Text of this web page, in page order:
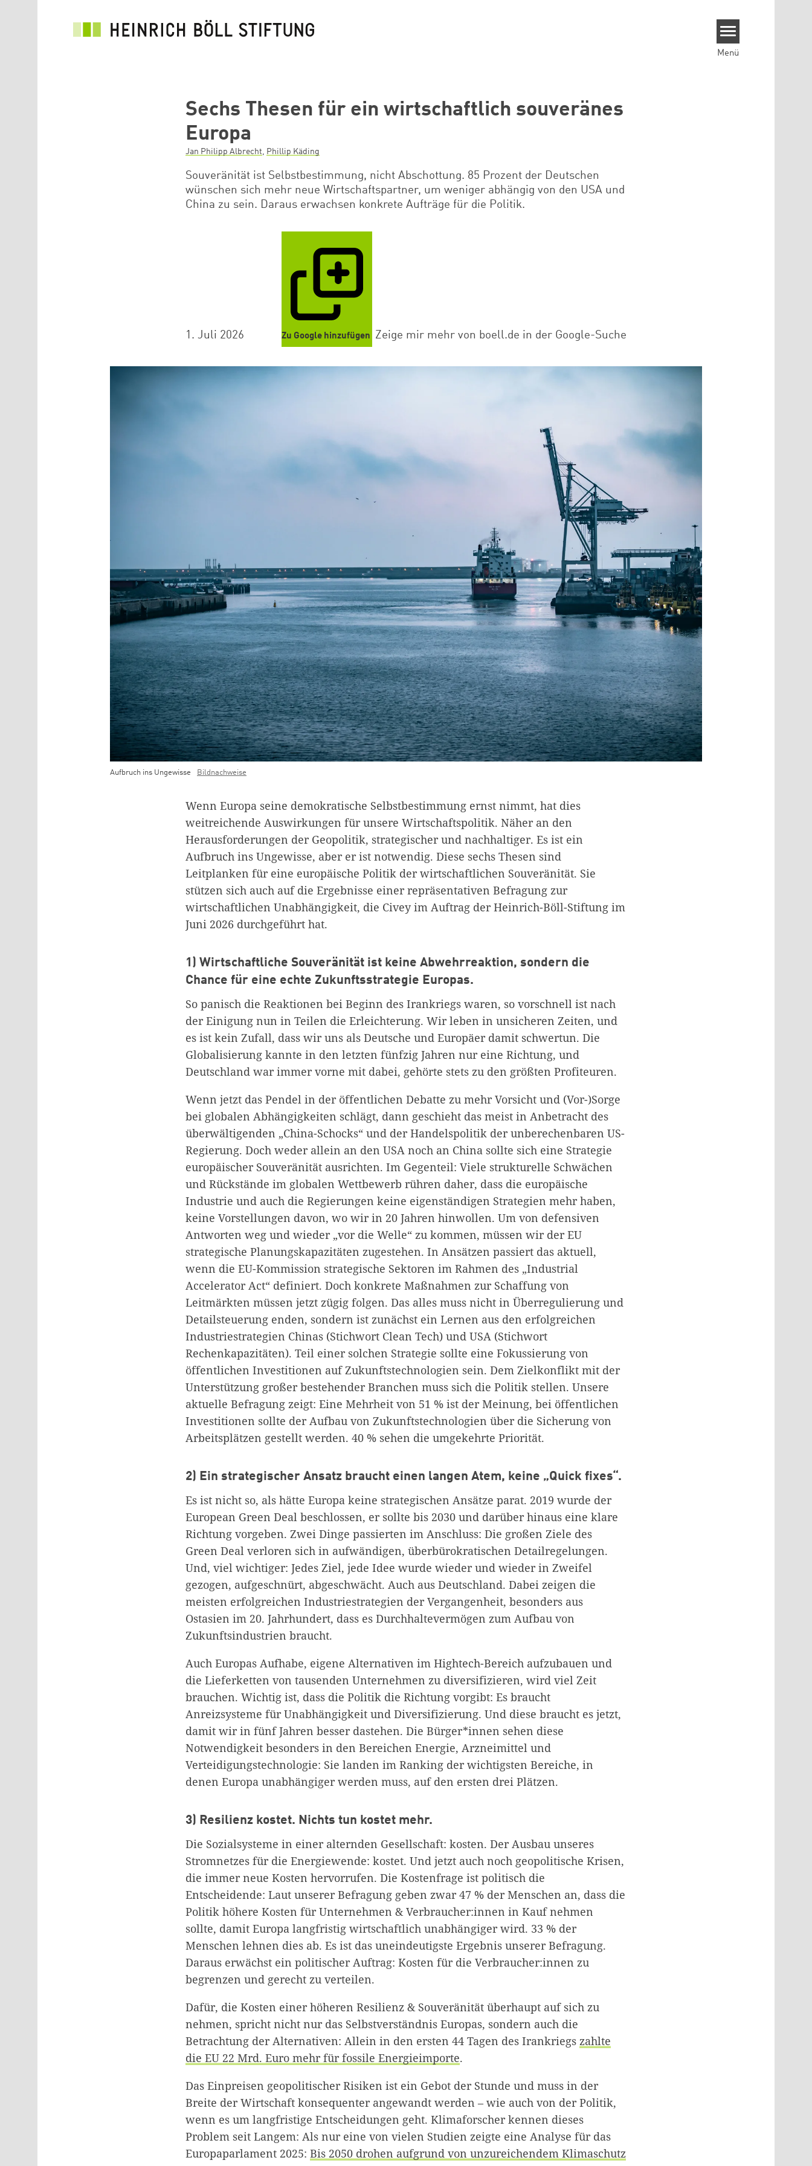
Menü
Sechs Thesen für ein wirtschaftlich souveränes
Europa
Jan Philipp Albrecht, Phillip Käding
Souveränität ist Selbstbestimmung, nicht Abschottung. 85 Prozent der Deutschen
wünschen sich mehr neue Wirtschaftspartner, um weniger abhängig von den USA und
China zu sein. Daraus erwachsen konkrete Aufträge für die Politik.
1. Juli 2026 Zu Google hinzufügen Zeige mir mehr von boell.de in der Google-Suche
Aufbruch ins Ungewisse Bildnachweise
Wenn Europa seine demokratische Selbstbestimmung ernst nimmt, hat dies
weitreichende Auswirkungen für unsere Wirtschaftspolitik. Näher an den
Herausforderungen der Geopolitik, strategischer und nachhaltiger. Es ist ein
Aufbruch ins Ungewisse, aber er ist notwendig. Diese sechs Thesen sind
Leitplanken für eine europäische Politik der wirtschaftlichen Souveränität. Sie
stützen sich auch auf die Ergebnisse einer repräsentativen Befragung zur
wirtschaftlichen Unabhängigkeit, die Civey im Auftrag der Heinrich-Böll-Stiftung im
Juni 2026 durchgeführt hat.
1) Wirtschaftliche Souveränität ist keine Abwehrreaktion, sondern die
Chance für eine echte Zukunftsstrategie Europas.
So panisch die Reaktionen bei Beginn des Irankriegs waren, so vorschnell ist nach
der Einigung nun in Teilen die Erleichterung. Wir leben in unsicheren Zeiten, und
es ist kein Zufall, dass wir uns als Deutsche und Europäer damit schwertun. Die
Globalisierung kannte in den letzten fünfzig Jahren nur eine Richtung, und
Deutschland war immer vorne mit dabei, gehörte stets zu den größten Profiteuren.
Wenn jetzt das Pendel in der öffentlichen Debatte zu mehr Vorsicht und (Vor-)Sorge
bei globalen Abhängigkeiten schlägt, dann geschieht das meist in Anbetracht des
überwältigenden „China-Schocks“ und der Handelspolitik der unberechenbaren US-
Regierung. Doch weder allein an den USA noch an China sollte sich eine Strategie
europäischer Souveränität ausrichten. Im Gegenteil: Viele strukturelle Schwächen
und Rückstände im globalen Wettbewerb rühren daher, dass die europäische
Industrie und auch die Regierungen keine eigenständigen Strategien mehr haben,
keine Vorstellungen davon, wo wir in 20 Jahren hinwollen. Um von defensiven
Antworten weg und wieder „vor die Welle“ zu kommen, müssen wir der EU
strategische Planungskapazitäten zugestehen. In Ansätzen passiert das aktuell,
wenn die EU-Kommission strategische Sektoren im Rahmen des „Industrial
Accelerator Act“ definiert. Doch konkrete Maßnahmen zur Schaffung von
Leitmärkten müssen jetzt zügig folgen. Das alles muss nicht in Überregulierung und
Detailsteuerung enden, sondern ist zunächst ein Lernen aus den erfolgreichen
Industriestrategien Chinas (Stichwort Clean Tech) und USA (Stichwort
Rechenkapazitäten). Teil einer solchen Strategie sollte eine Fokussierung von
öffentlichen Investitionen auf Zukunftstechnologien sein. Dem Zielkonflikt mit der
Unterstützung großer bestehender Branchen muss sich die Politik stellen. Unsere
aktuelle Befragung zeigt: Eine Mehrheit von 51 % ist der Meinung, bei öffentlichen
Investitionen sollte der Aufbau von Zukunftstechnologien über die Sicherung von
Arbeitsplätzen gestellt werden. 40 % sehen die umgekehrte Priorität.
2) Ein strategischer Ansatz braucht einen langen Atem, keine „Quick fixes“.
Es ist nicht so, als hätte Europa keine strategischen Ansätze parat. 2019 wurde der
European Green Deal beschlossen, er sollte bis 2030 und darüber hinaus eine klare
Richtung vorgeben. Zwei Dinge passierten im Anschluss: Die großen Ziele des
Green Deal verloren sich in aufwändigen, überbürokratischen Detailregelungen.
Und, viel wichtiger: Jedes Ziel, jede Idee wurde wieder und wieder in Zweifel
gezogen, aufgeschnürt, abgeschwächt. Auch aus Deutschland. Dabei zeigen die
meisten erfolgreichen Industriestrategien der Vergangenheit, besonders aus
Ostasien im 20. Jahrhundert, dass es Durchhaltevermögen zum Aufbau von
Zukunftsindustrien braucht.
Auch Europas Aufhabe, eigene Alternativen im Hightech-Bereich aufzubauen und
die Lieferketten von tausenden Unternehmen zu diversifizieren, wird viel Zeit
brauchen. Wichtig ist, dass die Politik die Richtung vorgibt: Es braucht
Anreizsysteme für Unabhängigkeit und Diversifizierung. Und diese braucht es jetzt,
damit wir in fünf Jahren besser dastehen. Die Bürger*innen sehen diese
Notwendigkeit besonders in den Bereichen Energie, Arzneimittel und
Verteidigungstechnologie: Sie landen im Ranking der wichtigsten Bereiche, in
denen Europa unabhängiger werden muss, auf den ersten drei Plätzen.
3) Resilienz kostet. Nichts tun kostet mehr.
Die Sozialsysteme in einer alternden Gesellschaft: kosten. Der Ausbau unseres
Stromnetzes für die Energiewende: kostet. Und jetzt auch noch geopolitische Krisen,
die immer neue Kosten hervorrufen. Die Kostenfrage ist politisch die
Entscheidende: Laut unserer Befragung geben zwar 47 % der Menschen an, dass die
Politik höhere Kosten für Unternehmen & Verbraucher:innen in Kauf nehmen
sollte, damit Europa langfristig wirtschaftlich unabhängiger wird. 33 % der
Menschen lehnen dies ab. Es ist das uneindeutigste Ergebnis unserer Befragung.
Daraus erwächst ein politischer Auftrag: Kosten für die Verbraucher:innen zu
begrenzen und gerecht zu verteilen.
Dafür, die Kosten einer höheren Resilienz & Souveränität überhaupt auf sich zu
nehmen, spricht nicht nur das Selbstverständnis Europas, sondern auch die
Betrachtung der Alternativen: Allein in den ersten 44 Tagen des Irankriegs zahlte
die EU 22 Mrd. Euro mehr für fossile Energieimporte.
Das Einpreisen geopolitischer Risiken ist ein Gebot der Stunde und muss in der
Breite der Wirtschaft konsequenter angewandt werden – wie auch von der Politik,
wenn es um langfristige Entscheidungen geht. Klimaforscher kennen dieses
Problem seit Langem: Als nur eine von vielen Studien zeigte eine Analyse für das
Europaparlament 2025: Bis 2050 drohen aufgrund von unzureichendem Klimaschutz